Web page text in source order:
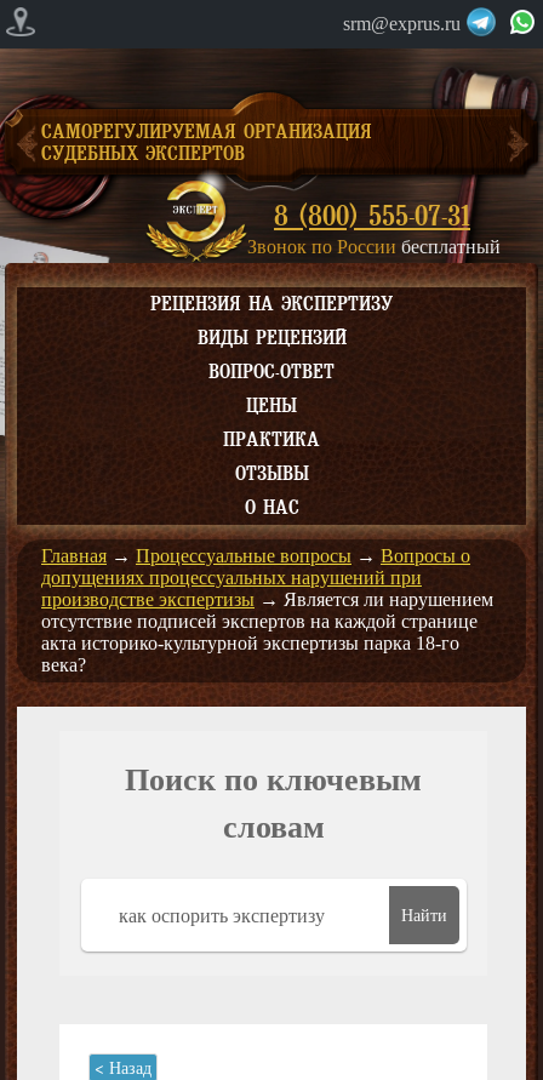
srm@exprus.ru
САМОРЕГУЛИРУЕМАЯ ОРГАНИЗАЦИЯ
СУДЕБНЫХ ЭКСПЕРТОВ
8 (800) 555-07-31
Звонок по России бесплатный
РЕЦЕНЗИЯ НА ЭКСПЕРТИЗУ
ВИДЫ РЕЦЕНЗИЙ
ВОПРОС-ОТВЕТ
ЦЕНЫ
ПРАКТИКА
ОТЗЫВЫ
О НАС
Главная → Процессуальные вопросы → Вопросы о
допущениях процессуальных нарушений при
производстве экспертизы → Является ли нарушением
отсутствие подписей экспертов на каждой странице
акта историко-культурной экспертизы парка 18-го
века?
Поиск по ключевым
словам
Найти
< Назад